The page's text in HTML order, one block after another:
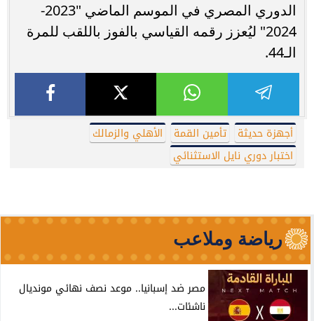
الدوري المصري في الموسم الماضي "2023-
2024" ليُعزز رقمه القياسي بالفوز باللقب للمرة
الـ44.
أجهزة حديثة تأمين القمة
الأهلي والزمالك
اختبار دوري نايل الاستثنائي
رياضة وملاعب
مصر ضد إسبانيا.. موعد نصف نهائي مونديال
ناشئات...